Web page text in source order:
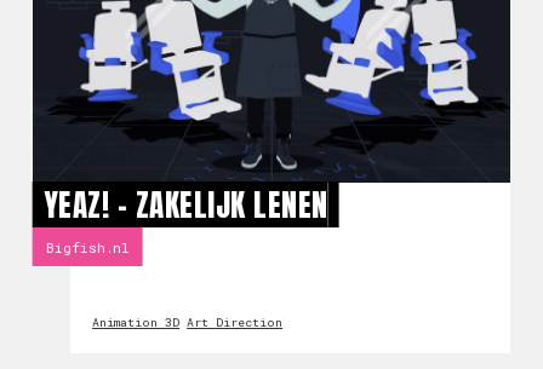
YEAZ! - ZAKELIJK LENEN
Bigfish.nl
Animation 3D Art Direction